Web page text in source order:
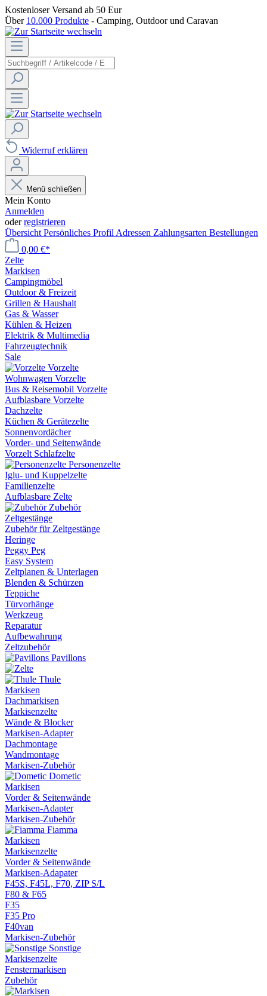
Kostenloser Versand ab 50 Eur
Über 10.000 Produkte - Camping, Outdoor und Caravan
Widerruf erklären
Menü schließen
Mein Konto
Anmelden
oderregistrieren
Übersicht Persönliches Profil Adressen Zahlungsarten Bestellungen
0,00 €*
Zelte
Markisen
Campingmöbel
Outdoor & Freizeit
Grillen & Haushalt
Gas & Wasser
Kühlen & Heizen
Elektrik & Multimedia
Fahrzeugtechnik
Sale
Vorzelte
Wohnwagen Vorzelte
Bus & Reisemobil Vorzelte
Aufblasbare Vorzelte
Dachzelte
Küchen & Gerätezelte
Sonnenvordächer
Vorder- und Seitenwände
Vorzelt Schlafzelte
Personenzelte
Iglu- und Kuppelzelte
Familienzelte
Aufblasbare Zelte
Zubehör
Zeltgestänge
Zubehör für Zeltgestänge
Heringe
Peggy Peg
Easy System
Zeltplanen & Unterlagen
Blenden & Schürzen
Teppiche
Türvorhänge
Werkzeug
Reparatur
Aufbewahrung
Zeltzubehör
Pavillons
Thule
Markisen
Dachmarkisen
Markisenzelte
Wände & Blocker
Markisen-Adapter
Dachmontage
Wandmontage
Markisen-Zubehör
Dometic
Markisen
Vorder & Seitenwände
Markisen-Adapter
Markisen-Zubehör
Fiamma
Markisen
Markisenzelte
Vorder & Seitenwände
Markisen-Adapater
F45S, F45L, F70, ZIP S/L
F80 & F65
F35
F35 Pro
F40van
Markisen-Zubehör
Sonstige
Markisenzelte
Fenstermarkisen
Zubehör